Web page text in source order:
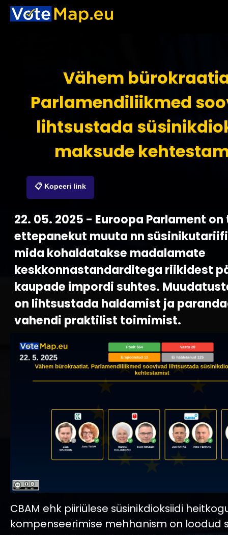
Vähem
Parlamendiliikmed
lihtsustada
maksude
📋 Kopeeri link
22. 05. 2025 - Euroopa Parlament
ettepanekut muuta nn
mida kohaldatakse madalamate
keskkonnastandarditega riikidest
kaupade impordi suhtes.
on lihtsustada haldamist ja
vahendi praktilist toimimist.
CBAM ehk piiriülese süsinikdioksiidi
kompenseerimise mehhanism on loodud